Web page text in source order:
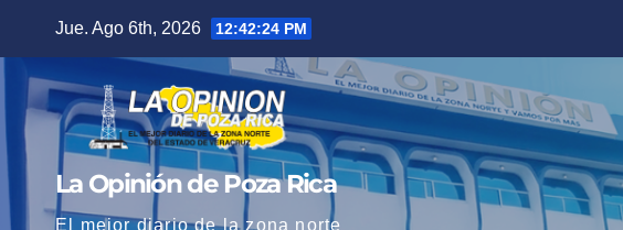
contenido
Jue. Ago 6th, 2026 12:42:25 PM
La Opinión de Poza Rica
El mejor diario de la zona norte